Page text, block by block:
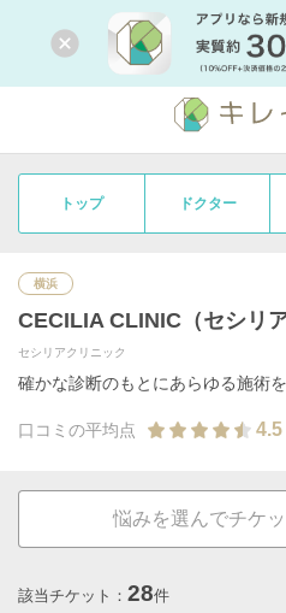
トップ ドクター
横浜
CECILIA CLINIC（セシリ
セシリアクリニック
確かな診断のもとにあらゆる施術
口コミの平均点 4.5
悩みを選んでチケ
該当チケット： 28件